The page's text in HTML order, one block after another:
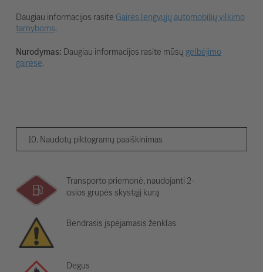
Daugiau informacijos rasite Gairės lengvųjų automobilių vilkimo
tarnyboms.
Nurodymas: Daugiau informacijos rasite mūsų gelbėjimo
gairėse.
10. Naudotų piktogramų paaiškinimas
Transporto priemonė, naudojanti 2-
osios grupės skystąjį kurą
Bendrasis įspėjamasis ženklas
Degus